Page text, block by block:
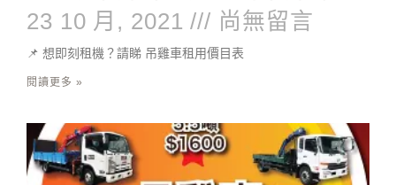
23 10 月, 2021 尚無留言
📌 想即刻租機？請睇 吊雞車租用價目表
閱讀更多 »